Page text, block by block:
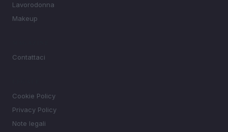
Lavorodonna
Makeup
Contattaci
Cookie Policy
Privacy Policy
Note legali